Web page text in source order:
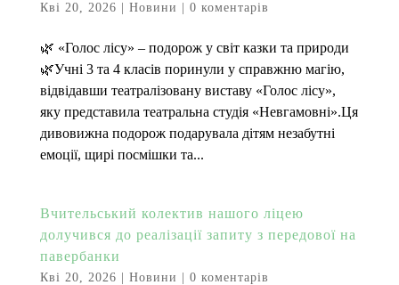
Кві 20, 2026 Новини 0 коментарів
🌿 «Голос лісу» – подорож у світ казки та природи
🌿Учні 3 та 4 класів поринули у справжню магію,
відвідавши театралізовану виставу «Голос лісу»,
яку представила театральна студія «Невгамовні».Ця
дивовижна подорож подарувала дітям незабутні
емоції, щирі посмішки та...
Вчительський колектив нашого ліцею
долучився до реалізації запиту з передової на
павербанки
Кві 20, 2026 Новини 0 коментарів